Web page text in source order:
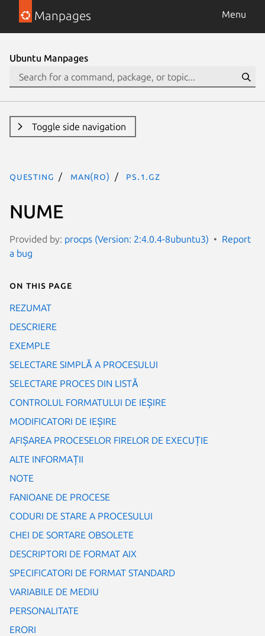
Manpages Menu
Ubuntu Manpages
Toggle side navigation
questing man(ro) ps.1.gz
NUME
Provided by: procps (Version: 2:4.0.4-8ubuntu3)
Report
a bug
On this page
REZUMAT
DESCRIERE
EXEMPLE
SELECTARE SIMPLĂ A PROCESULUI
SELECTARE PROCES DIN LISTĂ
CONTROLUL FORMATULUI DE IEȘIRE
MODIFICATORI DE IEȘIRE
AFIȘAREA PROCESELOR FIRELOR DE EXECUȚIE
ALTE INFORMAȚII
NOTE
FANIOANE DE PROCESE
CODURI DE STARE A PROCESULUI
CHEI DE SORTARE OBSOLETE
DESCRIPTORI DE FORMAT AIX
SPECIFICATORI DE FORMAT STANDARD
VARIABILE DE MEDIU
PERSONALITATE
ERORI